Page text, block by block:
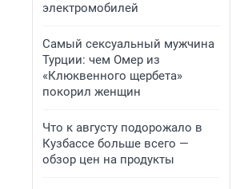
электромобилей
Самый сексуальный мужчина
Турции: чем Омер из
«Клюквенного щербета»
покорил женщин
Что к августу подорожало в
Кузбассе больше всего —
обзор цен на продукты